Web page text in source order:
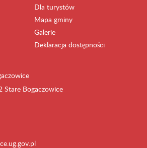
Dla turystów
Mapa gminy
Galerie
Deklaracja dostępności
Stare Bogaczowice